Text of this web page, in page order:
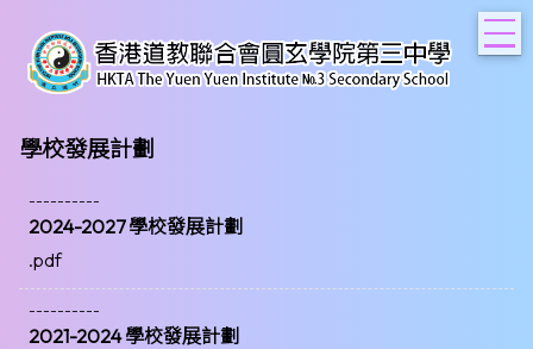
學校發展計劃
----------
2024-2027 學校發展計劃
.pdf
----------
2021-2024 學校發展計劃